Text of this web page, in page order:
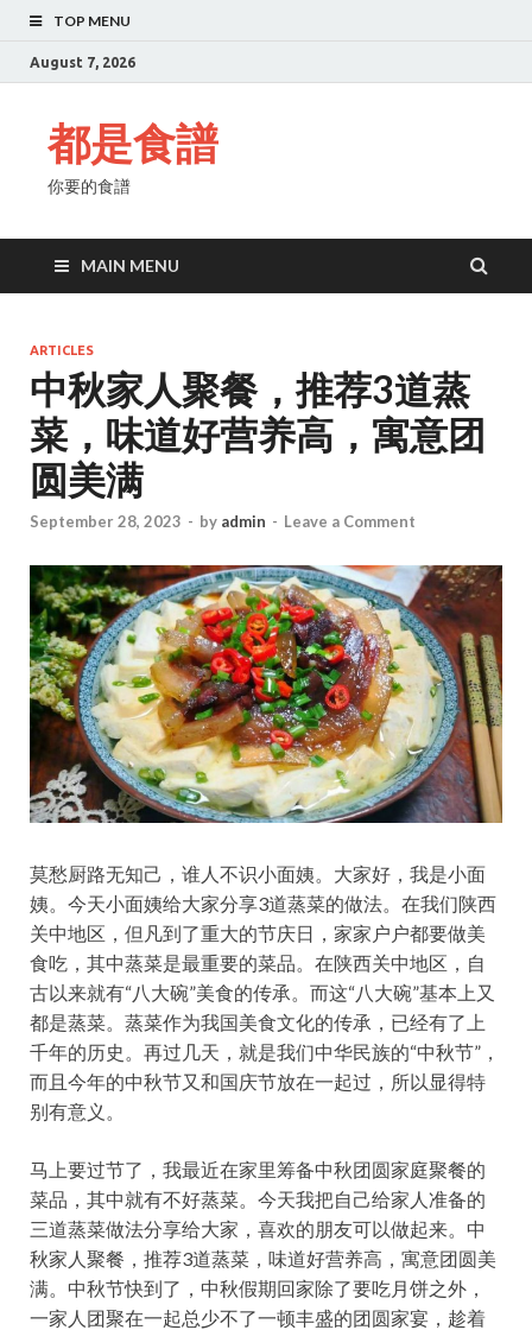
TOP MENU
August 7, 2026
都是食譜
你要的食譜
MAIN MENU
ARTICLES
中秋家人聚餐，推荐3道蒸
菜，味道好营养高，寓意团
圆美满
September 28, 2023 - by admin - Leave a Comment
莫愁厨路无知己，谁人不识小面姨。大家好，我是小面
姨。今天小面姨给大家分享3道蒸菜的做法。在我们陕西
关中地区，但凡到了重大的节庆日，家家户户都要做美
食吃，其中蒸菜是最重要的菜品。在陕西关中地区，自
古以来就有“八大碗”美食的传承。而这“八大碗”基本上又
都是蒸菜。蒸菜作为我国美食文化的传承，已经有了上
千年的历史。再过几天，就是我们中华民族的“中秋节”，
而且今年的中秋节又和国庆节放在一起过，所以显得特
别有意义。
马上要过节了，我最近在家里筹备中秋团圆家庭聚餐的
菜品，其中就有不好蒸菜。今天我把自己给家人准备的
三道蒸菜做法分享给大家，喜欢的朋友可以做起来。中
秋家人聚餐，推荐3道蒸菜，味道好营养高，寓意团圆美
满。中秋节快到了，中秋假期回家除了要吃月饼之外，
一家人团聚在一起总少不了一顿丰盛的团圆家宴，趁着